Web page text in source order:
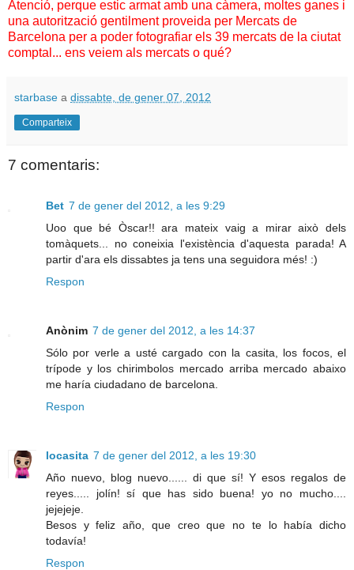
Atenció, perque estic armat amb una càmera, moltes ganes i
una autorització gentilment proveida per Mercats de
Barcelona per a poder fotografiar els 39 mercats de la ciutat
comptal... ens veiem als mercats o qué?
starbase a dissabte, de gener 07, 2012
Comparteix
7 comentaris:
Bet 7 de gener del 2012, a les 9:29
Uoo que bé Òscar!! ara mateix vaig a mirar això dels
tomàquets... no coneixia l'existència d'aquesta parada! A
partir d'ara els dissabtes ja tens una seguidora més! :)
Respon
Anònim 7 de gener del 2012, a les 14:37
Sólo por verle a usté cargado con la casita, los focos, el
trípode y los chirimbolos mercado arriba mercado abaixo
me haría ciudadano de barcelona.
Respon
locasita 7 de gener del 2012, a les 19:30
Año nuevo, blog nuevo...... di que sí! Y esos regalos de
reyes..... jolín! sí que has sido buena! yo no mucho....
jejejeje.
Besos y feliz año, que creo que no te lo había dicho
todavía!
Respon